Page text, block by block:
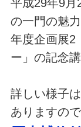
平成29年9月
の一門の魅
年度企画展
ー」の記念
詳しい様子
ありますの